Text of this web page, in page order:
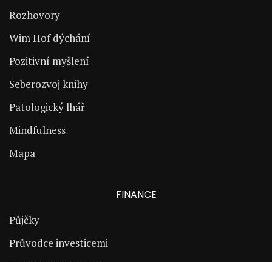
Rozhovory
Wim Hof dýchání
Pozitivní myšlení
Seberozvoj knihy
Patologický lhář
Mindfulness
Mapa
FINANCE
Půjčky
Průvodce investicemi